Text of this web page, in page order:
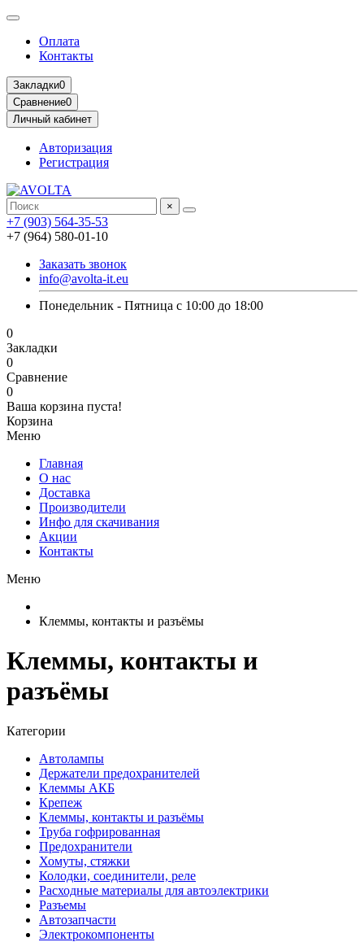
Оплата
Контакты
Закладки0
Сравнение0
Личный кабинет
Авторизация
Регистрация
×
+7 (903) 564-35-53
+7 (964) 580-01-10
Заказать звонок
info@avolta-it.eu
Понедельник - Пятница с 10:00 до 18:00
0
Закладки
0
Сравнение
0
Ваша корзина пуста!
Корзина
Меню
Главная
О нас
Доставка
Производители
Инфо для скачивания
Акции
Контакты
Меню
Клеммы, контакты и разъёмы
Клеммы, контакты и
разъёмы
Категории
Автолампы
Держатели предохранителей
Клеммы АКБ
Крепеж
Клеммы, контакты и разъёмы
Труба гофрированная
Предохранители
Хомуты, стяжки
Колодки, соединители, реле
Расходные материалы для автоэлектрики
Разъемы
Автозапчасти
Электрокомпоненты